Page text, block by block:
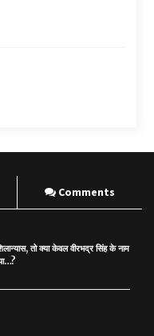
Comments
तो क्या केवल वीरभद्र सिंह के नाम